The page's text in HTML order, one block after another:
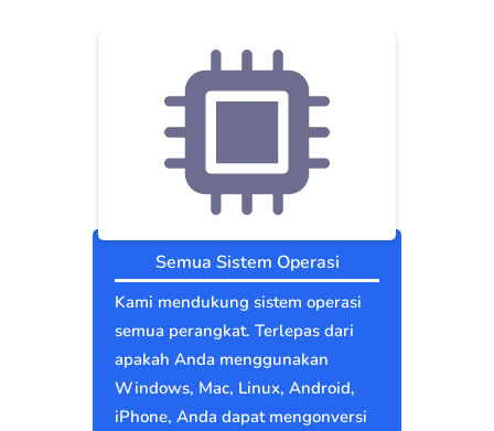
Semua Sistem Operasi
Kami mendukung sistem operasi
semua perangkat. Terlepas dari
apakah Anda menggunakan
Windows, Mac, Linux, Android,
iPhone, Anda dapat mengonversi